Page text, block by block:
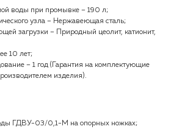
воды при промывке – 190 л;
узла – Нержавеющая сталь;
загрузки – Природный цеолит, катионит,
10 лет;
– 1 год (Гарантия на комплектующие
изделия).
ГДВУ-03/0,1-М на опорных ножках;